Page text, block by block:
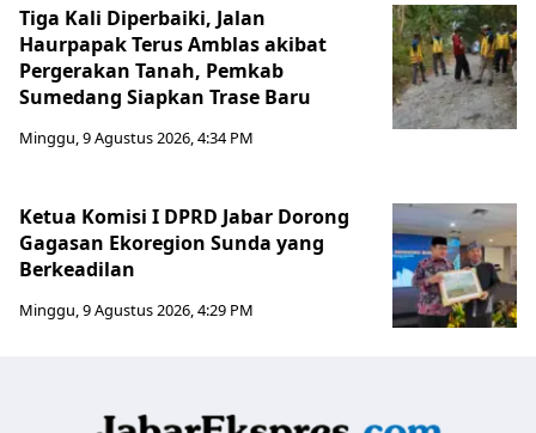
Tiga Kali Diperbaiki, Jalan
Haurpapak Terus Amblas akibat
Pergerakan Tanah, Pemkab
Sumedang Siapkan Trase Baru
Minggu, 9 Agustus 2026, 4:34 PM
Ketua Komisi I DPRD Jabar Dorong
Gagasan Ekoregion Sunda yang
Berkeadilan
Minggu, 9 Agustus 2026, 4:29 PM